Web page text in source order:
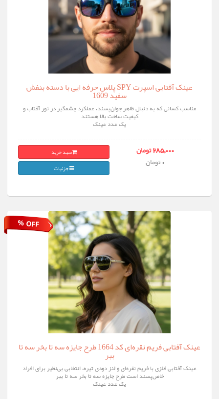
عینک آفتابی اسپرت SPY پلاس حرفه ایی با دسته بنفش
سفید 1609
مناسب کسانی که به دنبال ظاهر جوان‌پسند، عملکرد چشمگیر در نور آفتاب و
کیفیت ساخت بالا هستند
یک عدد عینک
285,000 تومان
0 تومان
سبد خرید
جزئیات
% OFF
عینک آفتابی فریم نقره‌ای کد 1664 طرح جایزه سه تا بخر سه تا
ببر
عینک آفتابی فلزی با فریم نقره‌ای و لنز دودی تیره، انتخابی بی‌نظیر برای افراد
خاص‌پسند است طرح جایزه سه تا بخر سه تا ببر
یک عدد عینک